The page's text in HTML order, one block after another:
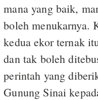
mana yang baik,
boleh menukarnya.
kedua ekor ternak
dan tak boleh
perintah yang
Gunung Sinai